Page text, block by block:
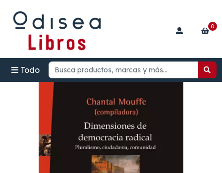
Todo
0